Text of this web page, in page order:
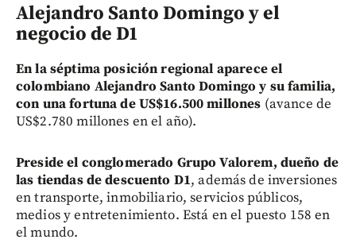
Alejandro Santo Domingo y el
negocio de D1
En la séptima posición regional aparece el
colombiano Alejandro Santo Domingo y su familia,
con una fortuna de US$16.500 millones (avance de
US$2.780 millones en el año).
Preside el conglomerado Grupo Valorem, dueño de
las tiendas de descuento D1, además de inversiones
en transporte, inmobiliario, servicios públicos,
medios y entretenimiento. Está en el puesto 158 en
el mundo.